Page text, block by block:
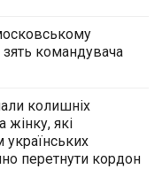
зять командувача
колишніх
жінку, які
перетнути кордон